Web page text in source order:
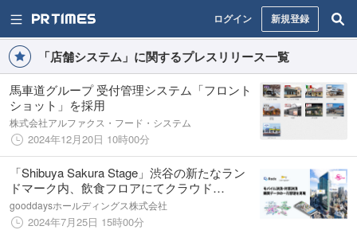
ログイン 新規登録
「店舗システム」に関するプレスリリース一覧
馬車道グループ 受付管理システム「フロント
ショット」を採用
株式会社アルファクス・フード・システム
2024年12月20日 10時00分
「Shibuya Sakura Stage」渋谷の新たなラン
ドマーク内、飲食フロアにてクラウド
POS「Redx」とモバイルオーダー「NEW
PORT」連携システムの導入開始
gooddaysホールディングス株式会社
2024年7月25日 15時00分